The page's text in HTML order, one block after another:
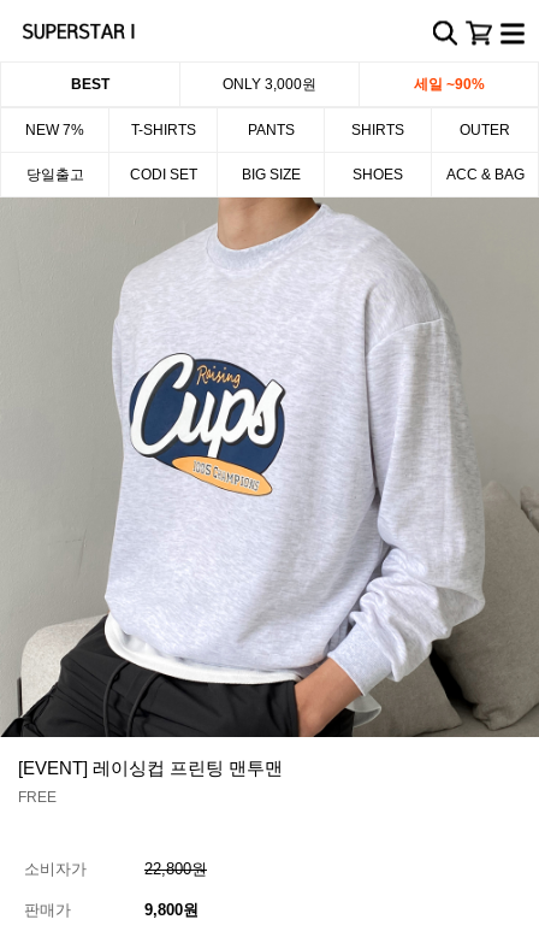
BEST ONLY 3,000원 세일 ~90%
NEW 7% T-SHIRTS PANTS SHIRTS OUTER
당일출고 CODI SET BIG SIZE SHOES ACC & BAG
[EVENT] 레이싱컵 프린팅 맨투맨
FREE
소비자가 22,800원
판매가 9,800원